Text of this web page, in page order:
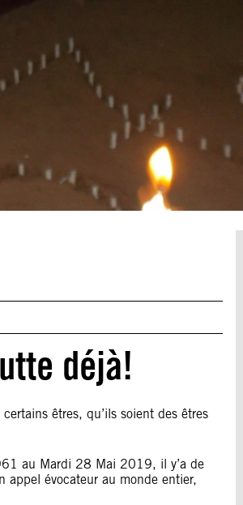
déjà!
êtres, qu’ils soient des êtres
Mardi 28 Mai 2019, il y’a de
appel évocateur au monde entier,